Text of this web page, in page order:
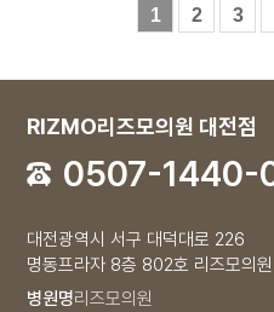
1 2 3
RIZMO리즈모의원 대전점
0507-1440-
대전광역시 서구 대덕대로 226
명동프라자 8층 802호 리즈모의원
병원명리즈모의원